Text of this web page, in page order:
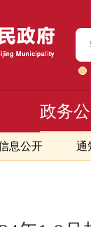
政务
息公开 通